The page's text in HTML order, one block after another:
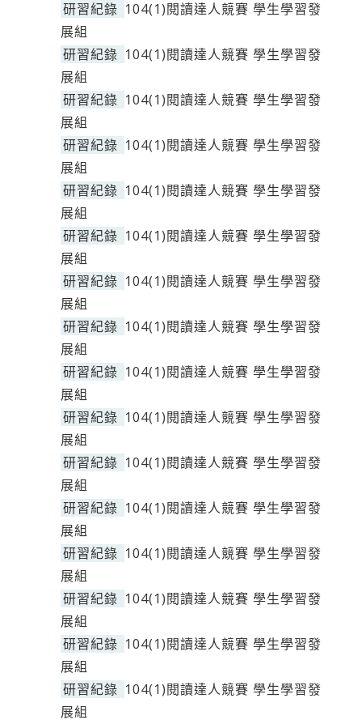
研習紀錄 104(1)閱讀達人競賽 學生學習發
展組
研習紀錄 104(1)閱讀達人競賽 學生學習發
展組
研習紀錄 104(1)閱讀達人競賽 學生學習發
展組
研習紀錄 104(1)閱讀達人競賽 學生學習發
展組
研習紀錄 104(1)閱讀達人競賽 學生學習發
展組
研習紀錄 104(1)閱讀達人競賽 學生學習發
展組
研習紀錄 104(1)閱讀達人競賽 學生學習發
展組
研習紀錄 104(1)閱讀達人競賽 學生學習發
展組
研習紀錄 104(1)閱讀達人競賽 學生學習發
展組
研習紀錄 104(1)閱讀達人競賽 學生學習發
展組
研習紀錄 104(1)閱讀達人競賽 學生學習發
展組
研習紀錄 104(1)閱讀達人競賽 學生學習發
展組
研習紀錄 104(1)閱讀達人競賽 學生學習發
展組
研習紀錄 104(1)閱讀達人競賽 學生學習發
展組
研習紀錄 104(1)閱讀達人競賽 學生學習發
展組
研習紀錄 104(1)閱讀達人競賽 學生學習發
展組